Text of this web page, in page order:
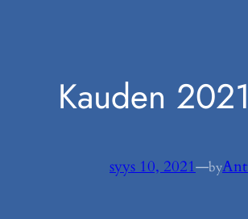
Kauden
syys 10, 2021—by